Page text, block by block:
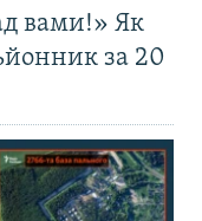
вами!» Як
за 20